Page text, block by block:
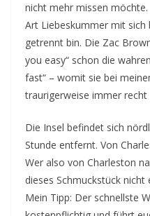
nicht mehr missen
Art Liebeskummer mit sich
getrennt bin. Die Zac
you easy“ schon die
fast“ – womit sie bei
traurigerweise immer recht
Die Insel befindet sich
Stunde entfernt. Von
Wer also von Charleston
dieses Schmuckstück nicht
Mein Tipp: Der schnellste